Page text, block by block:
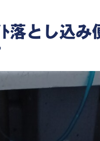
落とし込み